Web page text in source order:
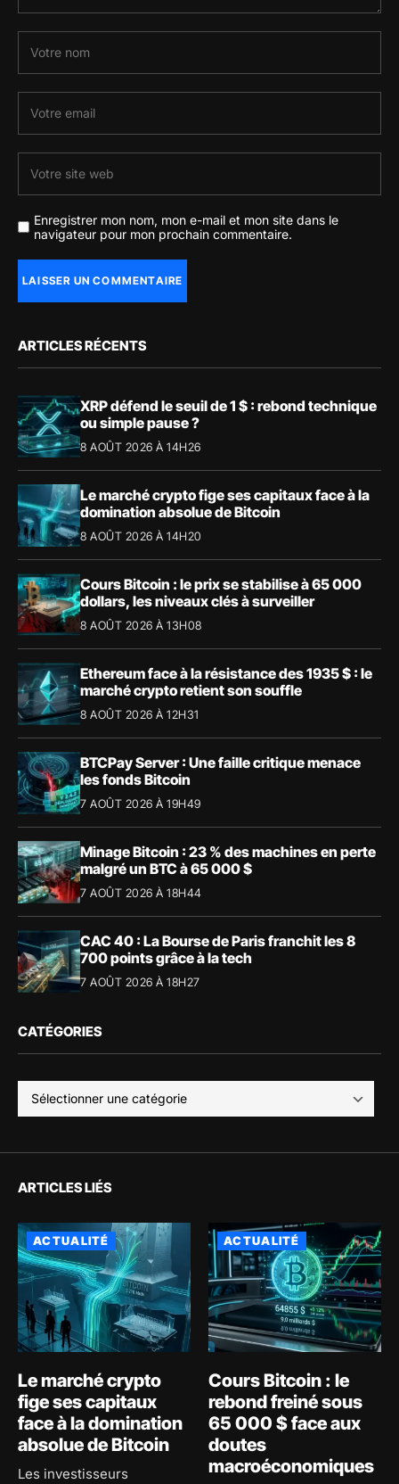
Enregistrer mon nom, mon e-mail et mon site dans le
navigateur pour mon prochain commentaire.
ARTICLES RÉCENTS
XRP défend le seuil de 1 $ : rebond technique
ou simple pause ?
8 AOÛT 2026 À 14H26
Le marché crypto fige ses capitaux face à la
domination absolue de Bitcoin
8 AOÛT 2026 À 14H20
Cours Bitcoin : le prix se stabilise à 65 000
dollars, les niveaux clés à surveiller
8 AOÛT 2026 À 13H08
Ethereum face à la résistance des 1935 $ : le
marché crypto retient son souffle
8 AOÛT 2026 À 12H31
BTCPay Server : Une faille critique menace
les fonds Bitcoin
7 AOÛT 2026 À 19H49
Minage Bitcoin : 23 % des machines en perte
malgré un BTC à 65 000 $
7 AOÛT 2026 À 18H44
CAC 40 : La Bourse de Paris franchit les 8
700 points grâce à la tech
7 AOÛT 2026 À 18H27
CATÉGORIES
ARTICLES LIÉS
ACTUALITÉ
Le marché crypto
fige ses capitaux
face à la domination
absolue de Bitcoin
Les investisseurs
ACTUALITÉ
Cours Bitcoin : le
rebond freiné sous
65 000 $ face aux
doutes
macroéconomiques